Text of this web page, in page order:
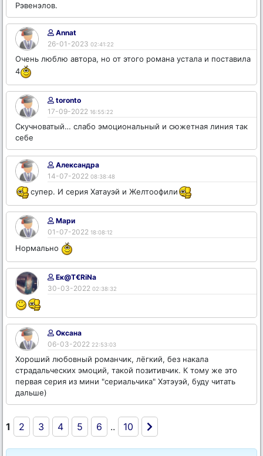
Рэвенэлов.
Annat
26-01-2023 02:41:22
Очень люблю автора, но от этого романа устала и поставила
4
toronto
17-09-2022 16:55:22
Скучноватый… слабо эмоциональный и сюжетная линия так
себе
Александра
14-07-2022 08:38:48
супер. И серия Хатауэй и Желтоофили
Мари
01-07-2022 18:08:12
Нормально
Ек@T€RiNa
30-03-2022 02:38:32
Оксана
06-03-2022 22:53:03
Хороший любовный романчик, лёгкий, без накала
страдальческих эмоций, такой позитивчик. К тому же это
первая серия из мини "сериальчика" Хэтэуэй, буду читать
дальше)
1 2 3 4 5 6 .. 10